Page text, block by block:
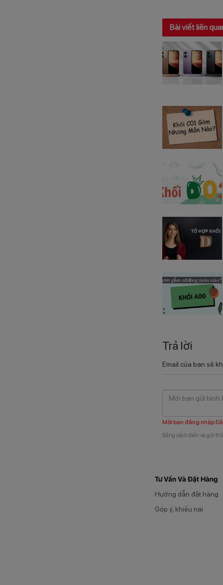
Bài viết liên
Trả lời
Email của bạn sẽ
Mời bạn đăng nhập
Bằng cách điền và gửi
Tư Vấn Và Đặt Hàng
Hướng dẫn đặt hàng
Góp ý, khiếu nại